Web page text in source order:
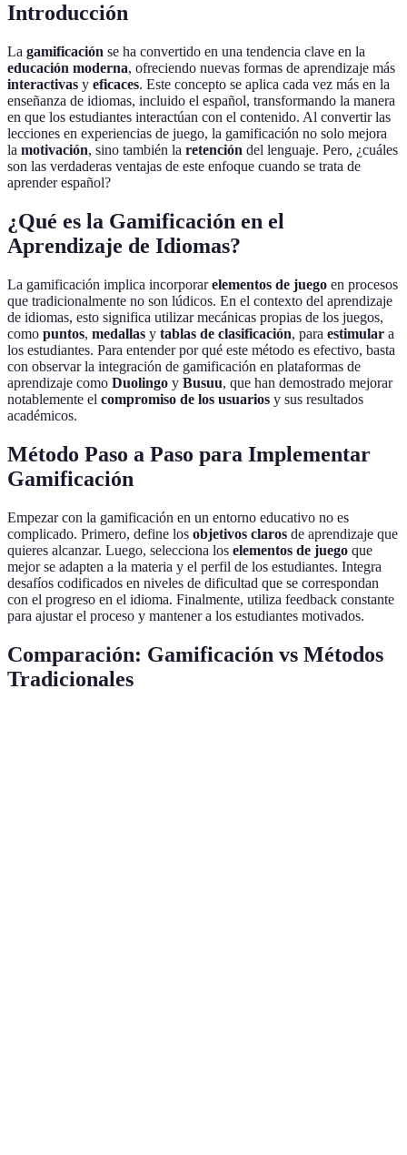
Introducción
La gamificación se ha convertido en una tendencia clave en la
educación moderna, ofreciendo nuevas formas de aprendizaje más
interactivas y eficaces. Este concepto se aplica cada vez más en la
enseñanza de idiomas, incluido el español, transformando la manera
en que los estudiantes interactúan con el contenido. Al convertir las
lecciones en experiencias de juego, la gamificación no solo mejora
la motivación, sino también la retención del lenguaje. Pero, ¿cuáles
son las verdaderas ventajas de este enfoque cuando se trata de
aprender español?
¿Qué es la Gamificación en el
Aprendizaje de Idiomas?
La gamificación implica incorporarelementos de juego en procesos
que tradicionalmente no son lúdicos. En el contexto del aprendizaje
de idiomas, esto significa utilizar mecánicas propias de los juegos,
como puntos, medallas y tablas de clasificación, para estimular a
los estudiantes. Para entender por qué este método es efectivo, basta
con observar la integración de gamificación en plataformas de
aprendizaje como Duolingo y Busuu, que han demostrado mejorar
notablemente el compromiso de los usuarios y sus resultados
académicos.
Método Paso a Paso para Implementar
Gamificación
Empezar con la gamificación en un entorno educativo no es
complicado. Primero, define los objetivos claros de aprendizaje que
quieres alcanzar. Luego, selecciona los elementos de juego que
mejor se adapten a la materia y el perfil de los estudiantes. Integra
desafíos codificados en niveles de dificultad que se correspondan
con el progreso en el idioma. Finalmente, utiliza feedback constante
para ajustar el proceso y mantener a los estudiantes motivados.
Comparación: Gamificación vs Métodos
Tradicionales